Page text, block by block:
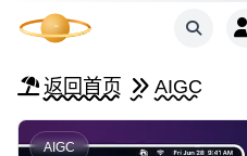
返回首页 AIGC
AIGC